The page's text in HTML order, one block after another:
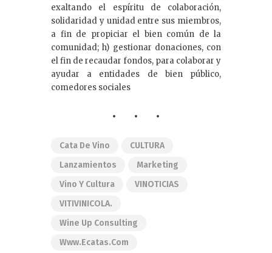
exaltando el espíritu de colaboración,
solidaridad y unidad entre sus miembros,
a fin de propiciar el bien común de la
comunidad; h) gestionar donaciones, con
el fin de recaudar fondos, para colaborar y
ayudar a entidades de bien público,
comedores sociales
Cata De Vino
CULTURA
Lanzamientos
Marketing
Vino Y Cultura
VINOTICIAS
VITIVINICOLA.
Wine Up Consulting
Www.ecatas.com